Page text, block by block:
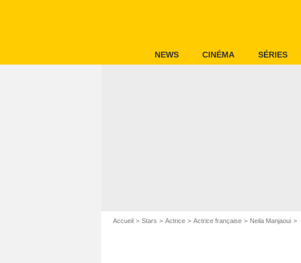
NEWS CINÉMA SÉRIES
Accueil Stars Actrice Actrice française Neila Manjaoui